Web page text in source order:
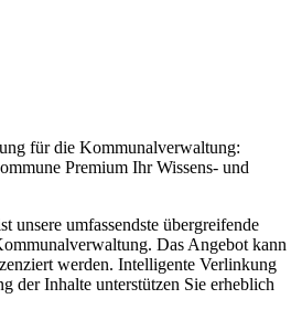
für die Kommunalverwaltung:
Premium Ihr Wissens- und
unsere umfassendste übergreifende
Das Angebot kann
werden. Intelligente Verlinkung
der Inhalte unterstützen Sie erheblich